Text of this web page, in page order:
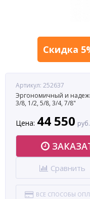
Скидка
Артикул: 252637
Эргономичный и
3/8, 1/2, 5/8, 3/4, 7/8"
Цена: 44 550
Сравнить
ВСЕ СПОСОБЫ